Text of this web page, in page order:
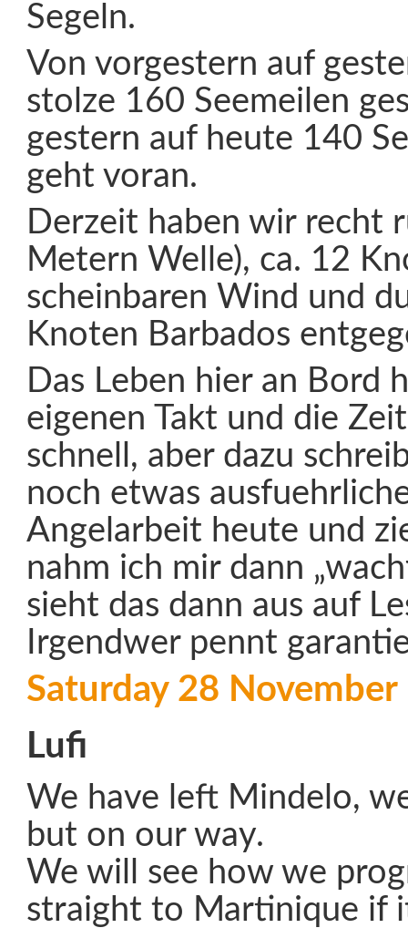
Segeln.
Von vorgestern auf
stolze 160 Seemeilen
gestern auf heute 140
geht voran.
Derzeit haben wir recht
Metern Welle), ca. 12
scheinbaren Wind und
Knoten Barbados
Das Leben hier an Bord
eigenen Takt und die
schnell, aber dazu
noch etwas
Angelarbeit heute und
nahm ich mir dann
sieht das dann aus auf
Irgendwer pennt
Saturday 28 November
Lufi
We have left Mindelo,
but on our way.
We will see how we
straight to Martinique if